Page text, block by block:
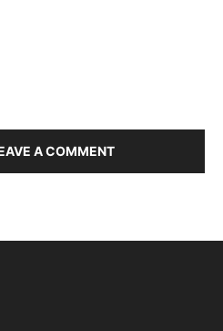
A COMMENT